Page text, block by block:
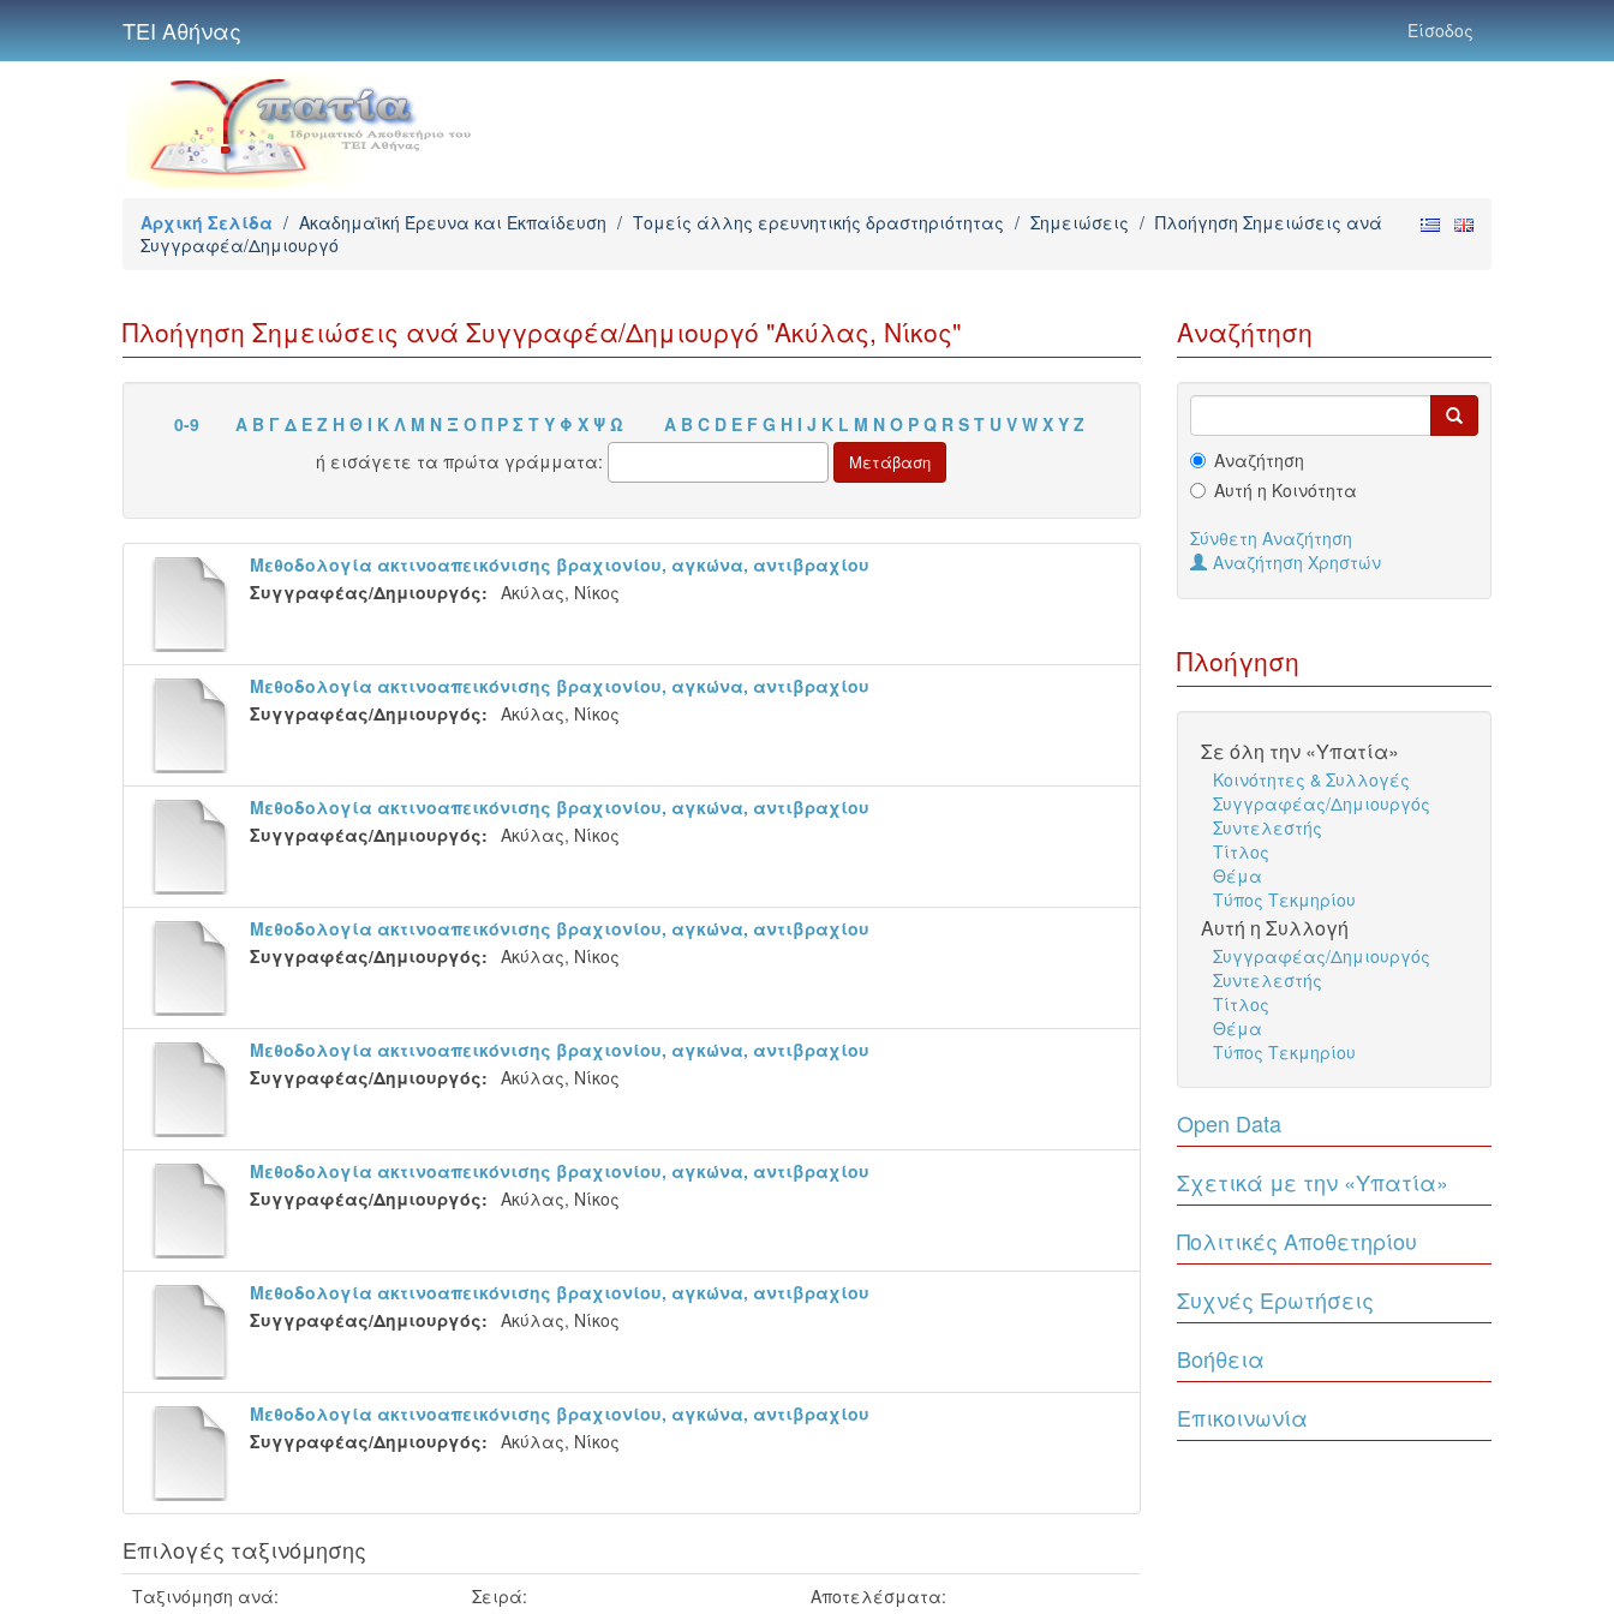
ΤΕΙ Αθήνας Είσοδος
Αρχική Σελίδα / Ακαδημαϊκή Έρευνα και Εκπαίδευση / Τομείς άλλης ερευνητικής δραστηριότητας / Σημειώσεις / Πλοήγηση Σημειώσεις ανά
Συγγραφέα/Δημιουργό
Πλοήγηση Σημειώσεις ανά Συγγραφέα/Δημιουργό "Ακύλας, Νίκος"
0-9 Α Β Γ Δ Ε Ζ Η Θ Ι Κ Λ Μ Ν Ξ Ο Π Ρ Σ Τ Υ Φ Χ Ψ Ω A B C D E F G H I J K L M N O P Q R S T U V W X Y Z
ή εισάγετε τα πρώτα γράμματα:
Μεθοδολογία ακτινοαπεικόνισης βραχιονίου, αγκώνα, αντιβραχίου
Συγγραφέας/Δημιουργός: Ακύλας, Νίκος
Μεθοδολογία ακτινοαπεικόνισης βραχιονίου, αγκώνα, αντιβραχίου
Συγγραφέας/Δημιουργός: Ακύλας, Νίκος
Μεθοδολογία ακτινοαπεικόνισης βραχιονίου, αγκώνα, αντιβραχίου
Συγγραφέας/Δημιουργός: Ακύλας, Νίκος
Μεθοδολογία ακτινοαπεικόνισης βραχιονίου, αγκώνα, αντιβραχίου
Συγγραφέας/Δημιουργός: Ακύλας, Νίκος
Μεθοδολογία ακτινοαπεικόνισης βραχιονίου, αγκώνα, αντιβραχίου
Συγγραφέας/Δημιουργός: Ακύλας, Νίκος
Μεθοδολογία ακτινοαπεικόνισης βραχιονίου, αγκώνα, αντιβραχίου
Συγγραφέας/Δημιουργός: Ακύλας, Νίκος
Μεθοδολογία ακτινοαπεικόνισης βραχιονίου, αγκώνα, αντιβραχίου
Συγγραφέας/Δημιουργός: Ακύλας, Νίκος
Μεθοδολογία ακτινοαπεικόνισης βραχιονίου, αγκώνα, αντιβραχίου
Συγγραφέας/Δημιουργός: Ακύλας, Νίκος
Επιλογές ταξινόμησης
Ταξινόμηση ανά: Σειρά: Αποτελέσματα:
Αναζήτηση
Αναζήτηση
Αυτή η Κοινότητα
Σύνθετη Αναζήτηση
Αναζήτηση Χρηστών
Πλοήγηση
Σε όλη την «Υπατία»
Κοινότητες & Συλλογές
Συγγραφέας/Δημιουργός
Συντελεστής
Τίτλος
Θέμα
Τύπος Τεκμηρίου
Αυτή η Συλλογή
Συγγραφέας/Δημιουργός
Συντελεστής
Τίτλος
Θέμα
Τύπος Τεκμηρίου
Open Data
Σχετικά με την «Υπατία»
Πολιτικές Αποθετηρίου
Συχνές Ερωτήσεις
Βοήθεια
Επικοινωνία